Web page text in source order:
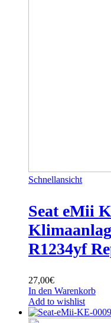
Schnellansicht
Seat eMii
R1234yf
27,00€
In den Warenkorb
Add to wishlist